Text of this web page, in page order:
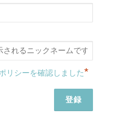
リシーを確認しました*